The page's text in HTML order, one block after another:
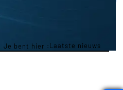
Je bent hier :Laatste nieuws